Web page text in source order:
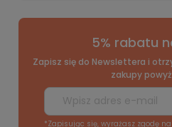
5% rabatu
Zapisz się do Newslettera i
zakupy
*Zapisując się, wyrażasz zgodę